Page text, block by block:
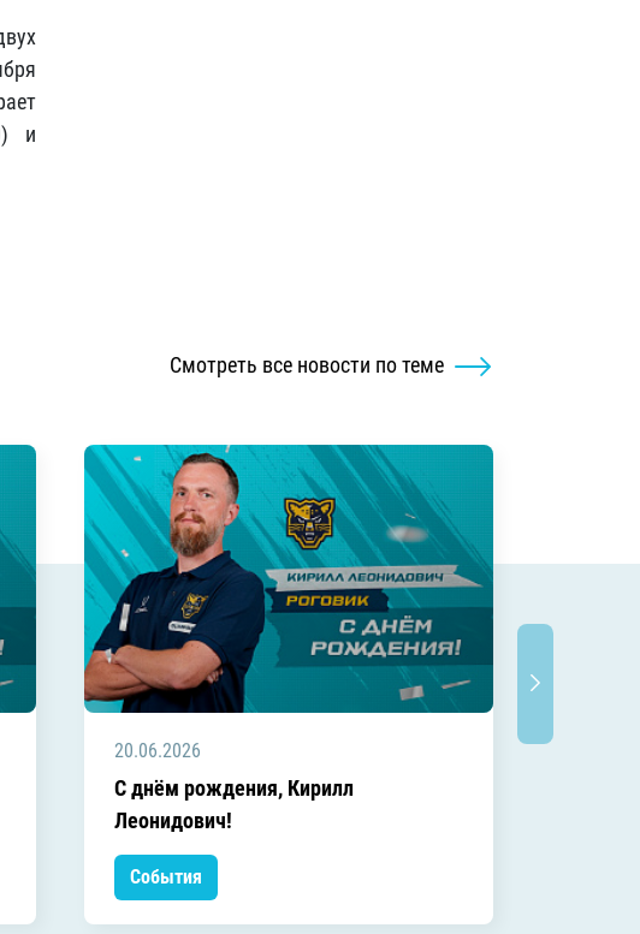
и
Смотреть все новости по теме
20.06.2026
C днём рождения, Кирилл
Леонидович!
События